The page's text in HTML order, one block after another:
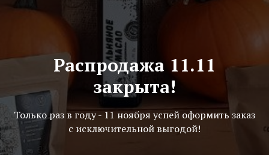
Распродажа 11.11
закрыта!
Только раз в году - 11 ноября успей оформить заказ
с исключительной выгодой!